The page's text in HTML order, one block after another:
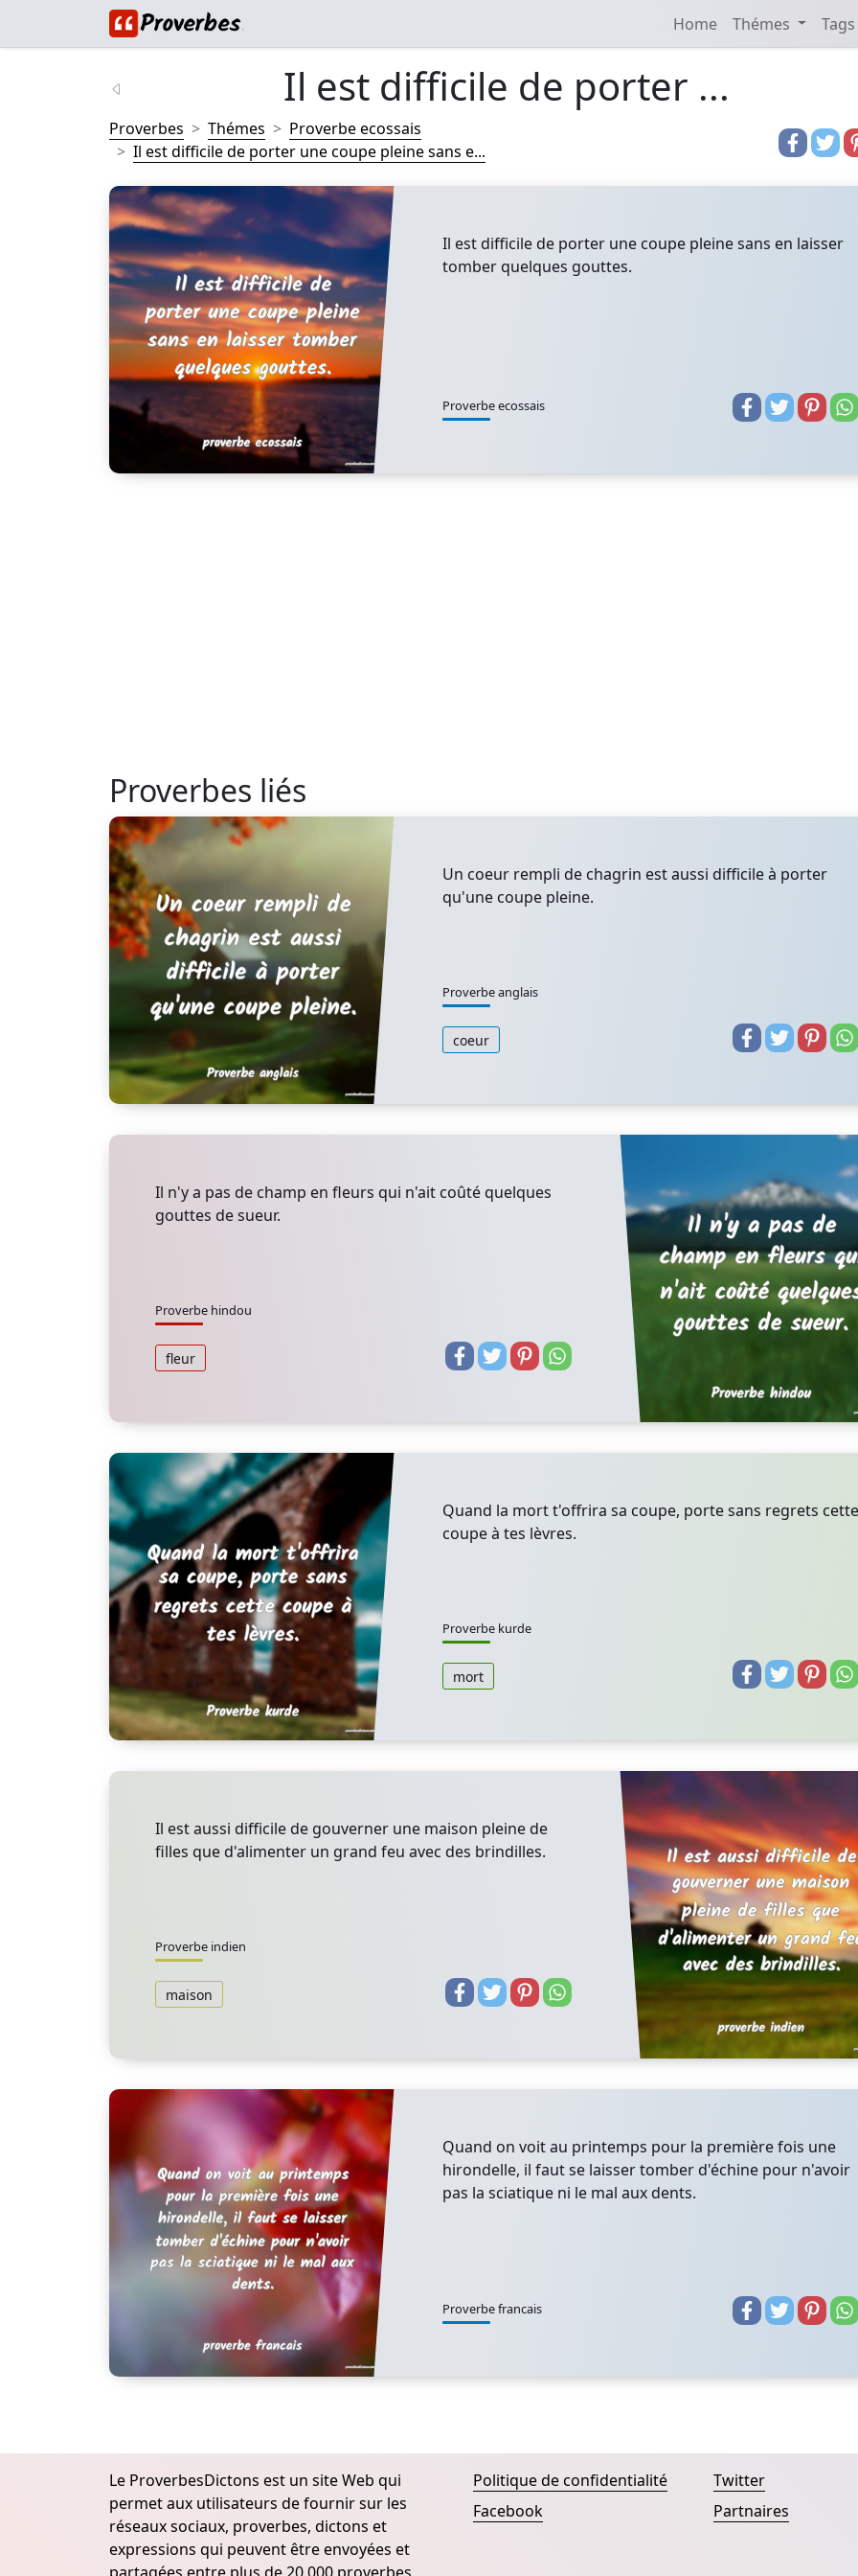
Home Thémes
Il est difficile de porter ...
Proverbes Thémes
Proverbe ecossais
Il est difficile de porter une coupe pleine sans e...
Il est difficile de porter une coupe pleine sans en laisser
tomber quelques gouttes.
Proverbe ecossais
Proverbes liés
Un coeur rempli de chagrin est aussi difficile à porter
qu'une coupe pleine.
Proverbe anglais
coeur
Il n'y a pas de champ en fleurs qui n'ait coûté quelques
gouttes de sueur.
Proverbe hindou
fleur
Quand la mort t'offrira sa coupe, porte sans regrets cette
coupe à tes lèvres.
Proverbe kurde
mort
Il est aussi difficile de gouverner une maison pleine de
filles que d'alimenter un grand feu avec des brindilles.
Proverbe indien
maison
Quand on voit au printemps pour la première fois une
hirondelle, il faut se laisser tomber d'échine pour n'avoir
pas la sciatique ni le mal aux dents.
Proverbe francais
Le ProverbesDictons est un site Web qui
permet aux utilisateurs de fournir sur les
réseaux sociaux, proverbes, dictons et
expressions qui peuvent être envoyées et
Politique de confidentialité
Facebook
Twitter
Partnaires